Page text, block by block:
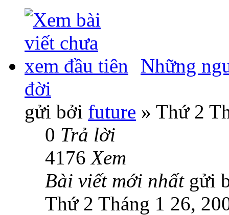
Những
đời
gửi bởi future » Thứ 2
0 Trả lời
4176Xem
Bài viết mới nhất gửi
Thứ 2 Tháng 1 26,